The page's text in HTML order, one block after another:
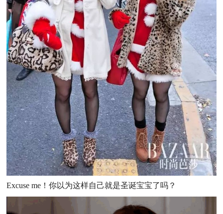
Excuse me！你以为这样自己就是圣诞宝宝了吗？